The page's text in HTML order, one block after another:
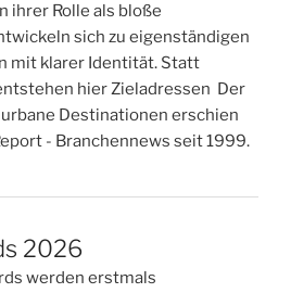
ihrer Rolle als bloße
sich zu eigenständigen
mit klarer Identität. Statt
hier Zieladressen Der
Destinationen erschien
- Branchennews seit 1999.
2026
werden erstmals